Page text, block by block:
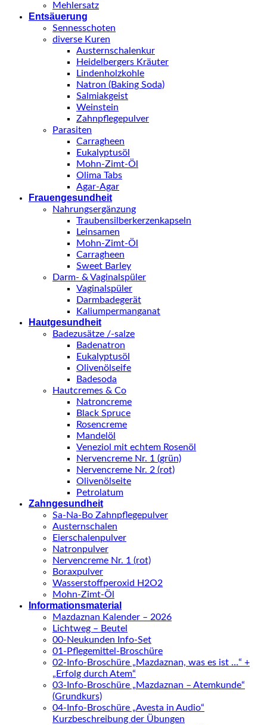
Mehlersatz
Entsäuerung
Sennesschoten
diverse Kuren
Austernschalenkur
Heidelbergers Kräuter
Lindenholzkohle
Natron (Baking Soda)
Salmiakgeist
Weinstein
Zahnpflegepulver
Parasiten
Carragheen
Eukalyptusöl
Mohn-Zimt-Öl
Olima Tabs
Agar-Agar
Frauengesundheit
Nahrungsergänzung
Traubensilberkerzenkapseln
Leinsamen
Mohn-Zimt-Öl
Carragheen
Sweet Barley
Darm- & Vaginalspüler
Vaginalspüler
Darmbadegerät
Kaliumpermanganat
Hautgesundheit
Badezusätze /-salze
Badenatron
Eukalyptusöl
Olivenölseife
Badesoda
Hautcremes & Co
Natroncreme
Black Spruce
Rosencreme
Mandelöl
Veneziol mit echtem Rosenöl
Nervencreme Nr. 1 (grün)
Nervencreme Nr. 2 (rot)
Olivenölseite
Petrolatum
Zahngesundheit
Sa-Na-Bo Zahnpflegepulver
Austernschalen
Eierschalenpulver
Natronpulver
Nervencreme Nr. 1 (rot)
Boraxpulver
Wasserstoffperoxid H2O2
Mohn-Zimt-Öl
Informationsmaterial
Mazdaznan Kalender – 2026
Lichtweg – Beutel
00-Neukunden Info-Set
01-Pflegemittel-Broschüre
02-Info-Broschüre „Mazdaznan, was es ist …“ +
„Erfolg durch Atem“
03-Info-Broschüre „Mazdaznan – Atemkunde“
(Grundkurs)
04-Info-Broschüre „Avesta in Audio“
Kurzbeschreibung der Übungen